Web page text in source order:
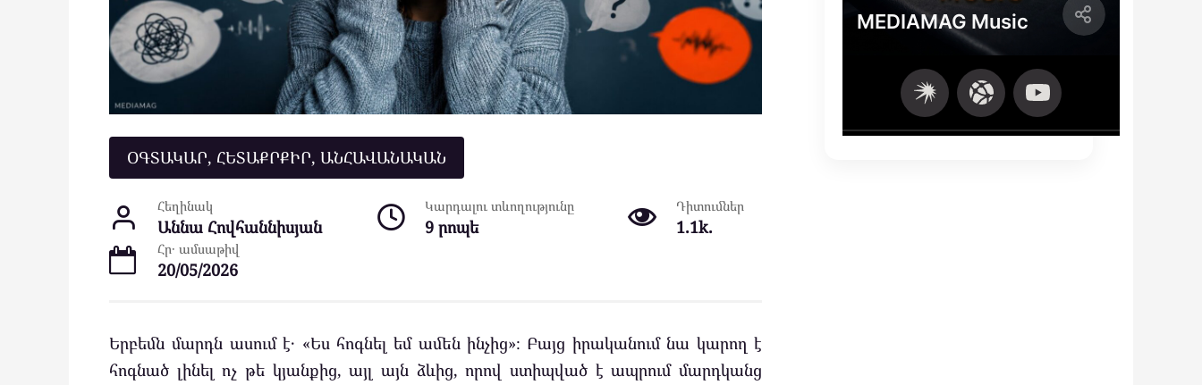
ՕԳՏԱԿԱՐ, ՀԵՏԱՔՐՔԻՐ, ԱՆՀԱՎԱՆԱԿԱՆ
Հեղինակ
Աննա Հովհաննիսյան
Կարդալու տևողությունը
9 րոպե
Դիտումներ
1.1k.
Հր․ ամսաթիվ
20/05/2026
Երբեմն մարդն ասում է․ «Ես հոգնել եմ ամեն ինչից»։ Բայց իրականում նա կարող է
հոգնած լինել ոչ թե կյանքից, այլ այն ձևից, որով ստիպված է ապրում մարդկանց